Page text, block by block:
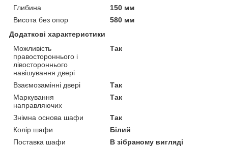
Глибина
150 мм
Висота без опор
580 мм
Додаткові характеристики
Можливість
правостороннього і
лівостороннього
навішування двері
Так
Взаємозамінні двері
Так
Маркування
направляючих
Так
Знімна основа шафи
Так
Колір шафи
Білий
Поставка шафи
В зібраному вигляді